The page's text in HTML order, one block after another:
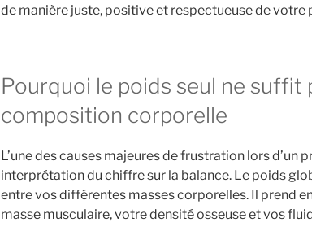
de manière juste, positive et respectueuse de votre
Pourquoi le poids seul ne suffit
composition corporelle
L’une des causes majeures de frustration lors d’un
interprétation du chiffre sur la balance. Le poids
entre vos différentes masses corporelles. Il prend
masse musculaire, votre densité osseuse et vos